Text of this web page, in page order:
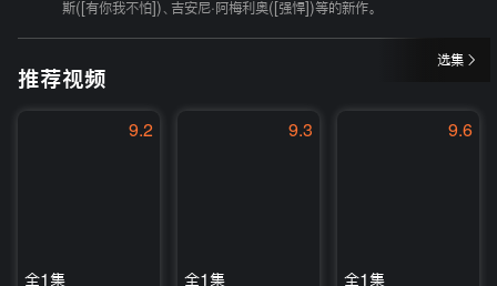
斯([有你我不怕])、吉安尼·阿梅利奥([强悍])等的新作。
选集
推荐视频
9.2
全1集
9.3
全1集
9.6
全1集